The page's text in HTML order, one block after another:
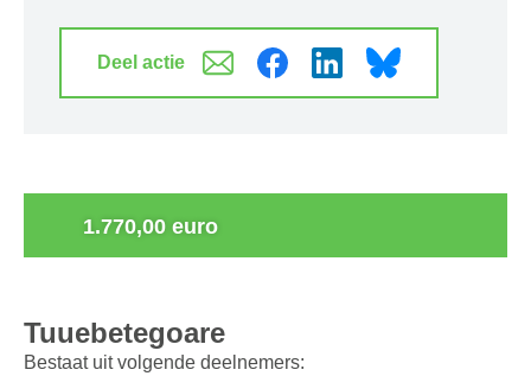
Deel actie
1.770,00 euro
Tuuebetegoare
Bestaat uit volgende deelnemers: